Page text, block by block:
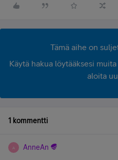
Tämä aihe on
Käytä hakua löytääksesi
aloita
1 kommentti
A AnneAn